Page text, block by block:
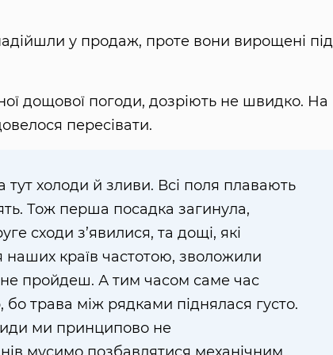
у продаж, проте вони вирощені під
дощової погоди, дозріють не швидко. На
пересівати.
холоди й зливи. Всі поля плавають
Тож перша посадка загинула,
сходи з’явилися, та дощі, які
країв частотою, зволожили
пройдеш. А тим часом саме час
бо трава між рядками піднялася густо.
ми принципово не